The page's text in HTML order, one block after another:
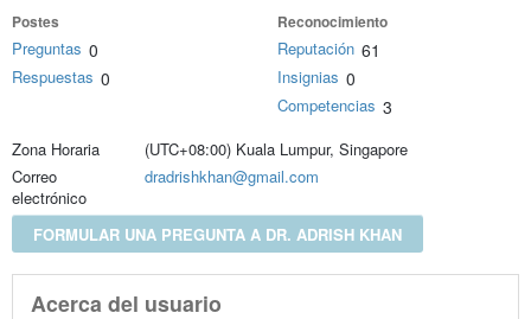
Postes
Preguntas 0
Respuestas 0
Reconocimiento
Reputación 61
Insignias 0
Competencias 3
Zona Horaria
(UTC+08:00) Kuala Lumpur, Singapore
Correo
electrónico
dradrishkhan@gmail.com
FORMULAR UNA PREGUNTA A DR. ADRISH KHAN
Acerca del usuario